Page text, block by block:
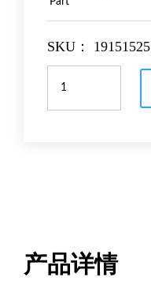
SKU： 19151525
Connector
产品详情